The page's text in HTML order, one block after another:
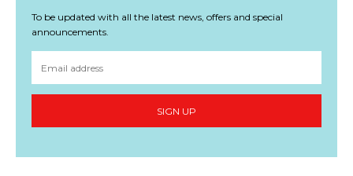
To be updated with all the latest news, offers and special
announcements.
SIGN UP